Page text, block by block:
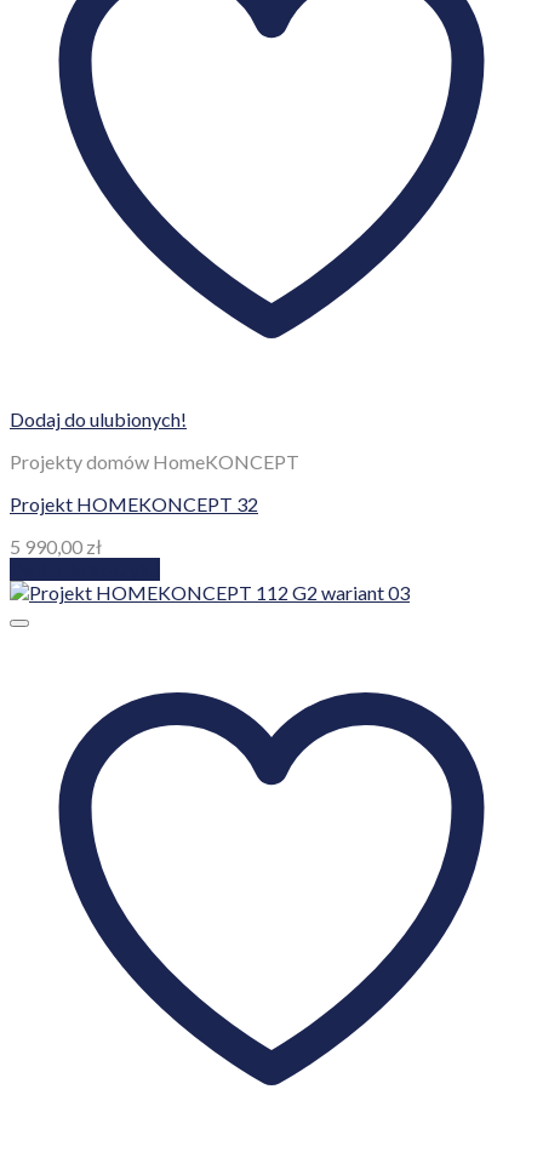
Dodaj do ulubionych!
Projekty domów HomeKONCEPT
Projekt HOMEKONCEPT 32
5 990,00 zł